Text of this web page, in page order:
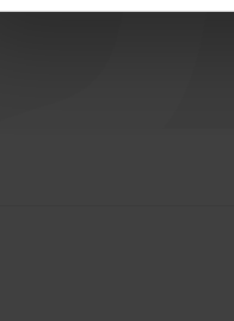
We use cookies to